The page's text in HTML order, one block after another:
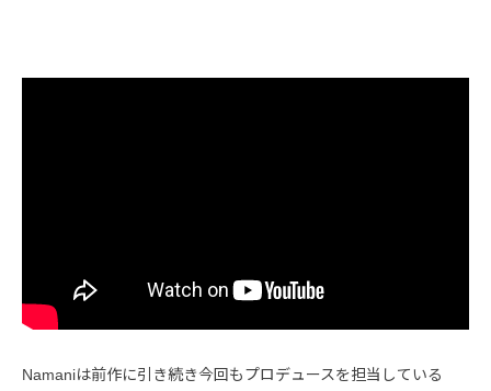
Namaniは前作に引き続き今回もプロデュースを担当している